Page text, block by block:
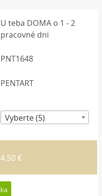
U teba DOMA o 1 - 2
pracovné dni
PNT1648
PENTART
Vyberte (5)
4,50 €